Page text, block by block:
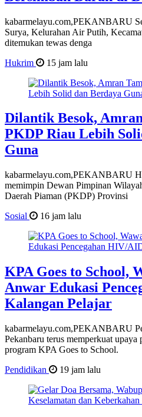
kabarmelayu.com,PEKANBARU
Surya, Kelurahan Air Putih,
ditemukan tewas denga
Hukrim
15 jam lalu
Dilantik Besok,
PKDP Riau Lebih
Guna
kabarmelayu.com,PEKANBARU
memimpin Dewan Pimpinan
Daerah Piaman (PKDP) Provinsi
Sosial
16 jam lalu
KPA Goes to School,
Anwar Edukasi
Kalangan Pelajar
kabarmelayu.com,PEKANBARU
Pekanbaru terus memperkuat
program KPA Goes to School.
Pendidikan
19 jam lalu